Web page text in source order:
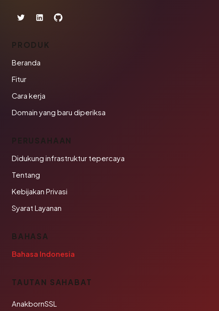
PRODUK
Beranda
Fitur
Cara kerja
Domain yang baru diperiksa
PERUSAHAAN
Didukung infrastruktur tepercaya
Tentang
Kebijakan Privasi
Syarat Layanan
BAHASA
Bahasa Indonesia
TAUTAN SAHABAT
AnakbornSSL